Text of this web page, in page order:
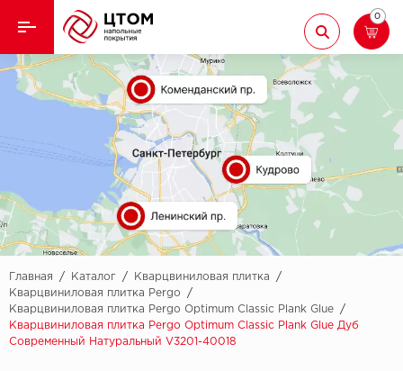
Назад
Кварцвиниловая плитка
Назад
Aberhof
Adelar
Alfa
AllureFloor
Aquamax
Ламинат
Ковролин
Линолеум
Паркет
Паркетная доска
0
Главная / Каталог / Кварцвиниловая плитка
/
Кварцвиниловая плитка Pergo
/
Кварцвиниловая плитка Pergo Optimum Classic Plank Glue
/
Кварцвиниловая плитка Pergo Optimum Classic Plank Glue Дуб
Современный Натуральный V3201-40018